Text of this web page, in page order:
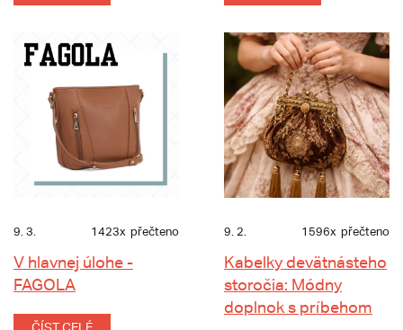
9. 3. 1423x přečteno
V hlavnej úlohe -
FAGOLA
9. 2. 1596x přečteno
Kabelky devätnásteho
storočia: Módny
doplnok s príbehom